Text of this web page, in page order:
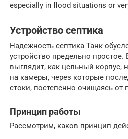
especially in flood situations or
Устройство септика
Надежность септика Танк
устройство предельно
выглядит, как цельный корпус,
на камеры, через которые
стоки, постепенно очищаясь от
Принцип работы
Рассмотрим, каков принцип